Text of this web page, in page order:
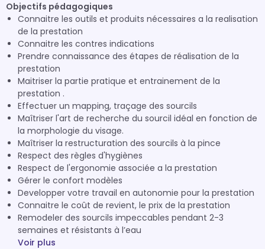
Objectifs pédagogiques
Connaitre les outils et produits nécessaires a la realisation
de la prestation
Connaitre les contres indications
Prendre connaissance des étapes de réalisation de la
prestation
Maitriser la partie pratique et entrainement de la
prestation .
Effectuer un mapping, traçage des sourcils
Maîtriser l'art de recherche du sourcil idéal en fonction de
la morphologie du visage.
Maîtriser la restructuration des sourcils à la pince
Respect des règles d'hygiènes
Respect de l'ergonomie associée a la prestation
Gérer le confort modèles
Developper votre travail en autonomie pour la prestation
Connaitre le coût de revient, le prix de la prestation
Remodeler des sourcils impeccables pendant 2-3
semaines et résistants à l’eau
Voir plus